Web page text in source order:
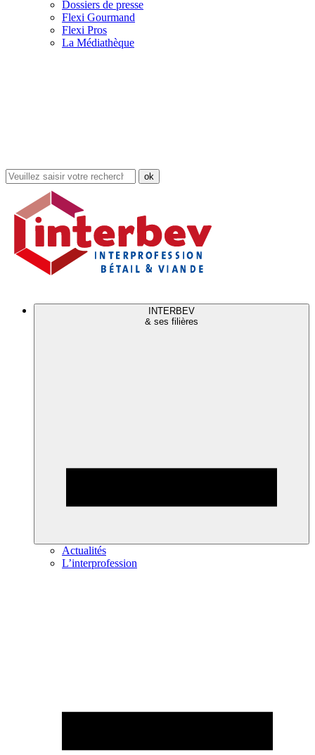
Dossiers de presse
Flexi Gourmand
Flexi Pros
La Médiathèque
Rechercher
dans
site
INTERBEV
& ses filières
Actualités
L’interprofession